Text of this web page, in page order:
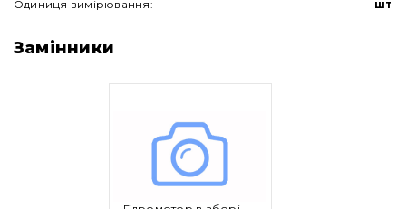
Про нас
Одиниця вимірювання: шт
Замінники